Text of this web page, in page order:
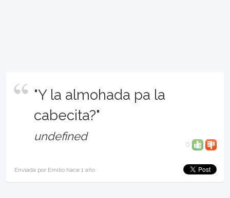
"Y la almohada pa la
cabecita?"
undefined
0
Enviada por Emilio hace 1 año